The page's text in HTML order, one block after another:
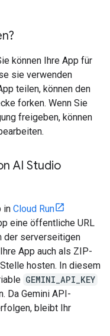
können Ihre App für
sie verwenden
teilen, können den
forken. Wenn Sie
freigeben, können
AI Studio
in Cloud Run
eine öffentliche URL
der serverseitigen
App auch als ZIP-
hosten. In diesem
GEMINI_API_KEY
Da Gemini API-
bleibt Ihr